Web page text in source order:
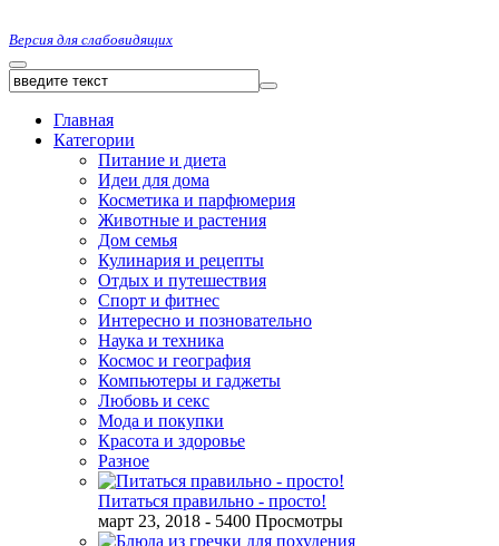
Версия для слабовидящих
Главная
Категории
Питание и диета
Идеи для дома
Косметика и парфюмерия
Животные и растения
Дом семья
Кулинария и рецепты
Отдых и путешествия
Спорт и фитнес
Интересно и позновательно
Наука и техника
Космос и география
Компьютеры и гаджеты
Любовь и секс
Мода и покупки
Красота и здоровье
Разное
Питаться правильно - просто!
март 23, 2018 - 5400 Просмотры